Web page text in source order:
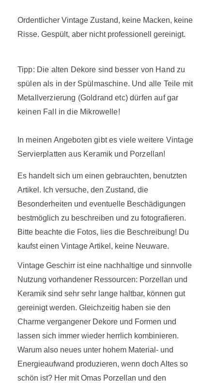
Ordentlicher Vintage Zustand, keine Macken, keine
Risse. Gespült, aber nicht professionell gereinigt.
Tipp: Die alten Dekore sind besser von Hand zu
spülen als in der Spülmaschine. Und alle Teile mit
Metallverzierung (Goldrand etc) dürfen auf gar
keinen Fall in die Mikrowelle!
In meinen Angeboten gibt es viele weitere Vintage
Servierplatten aus Keramik und Porzellan!
Es handelt sich um einen gebrauchten, benutzten
Artikel. Ich versuche, den Zustand, die
Besonderheiten und eventuelle Beschädigungen
bestmöglich zu beschreiben und zu fotografieren.
Bitte beachte die Fotos, lies die Beschreibung! Du
kaufst einen Vintage Artikel, keine Neuware.
Vintage Geschirr ist eine nachhaltige und sinnvolle
Nutzung vorhandener Ressourcen: Porzellan und
Keramik sind sehr sehr lange haltbar, können gut
gereinigt werden. Gleichzeitig haben sie den
Charme vergangener Dekore und Formen und
lassen sich immer wieder herrlich kombinieren.
Warum also neues unter hohem Material- und
Energieaufwand produzieren, wenn doch Altes so
schön ist? Her mit Omas Porzellan und den